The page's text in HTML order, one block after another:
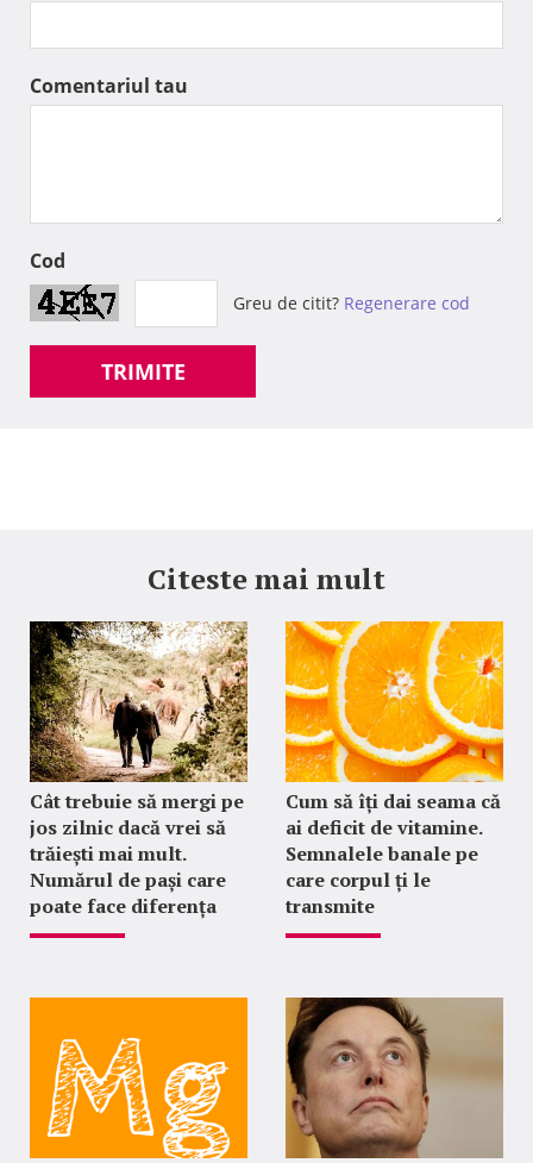
Comentariul tau
Cod
Greu de citit? Regenerare cod
TRIMITE
Citeste mai mult
Cât trebuie să mergi pe
jos zilnic dacă vrei să
trăiești mai mult.
Numărul de pași care
poate face diferența
Cum să îți dai seama că
ai deficit de vitamine.
Semnalele banale pe
care corpul ți le
transmite